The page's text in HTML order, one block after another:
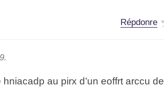
Répdonre
au prix d’un effrot accru de